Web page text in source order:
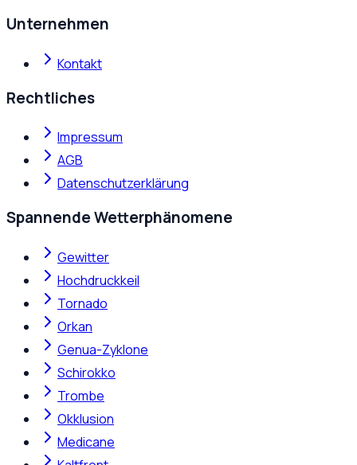
Unternehmen
Kontakt
Rechtliches
Impressum
AGB
Datenschutzerklärung
Spannende Wetterphänomene
Gewitter
Hochdruckkeil
Tornado
Orkan
Genua-Zyklone
Schirokko
Trombe
Okklusion
Medicane